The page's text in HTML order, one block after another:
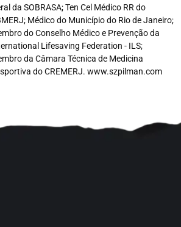
da SOBRASA; Ten Cel Médico RR do
Médico do Município do Rio de Janeiro;
do Conselho Médico e Prevenção da
Lifesaving Federation - ILS;
da Câmara Técnica de Medicina
do CREMERJ. www.szpilman.com